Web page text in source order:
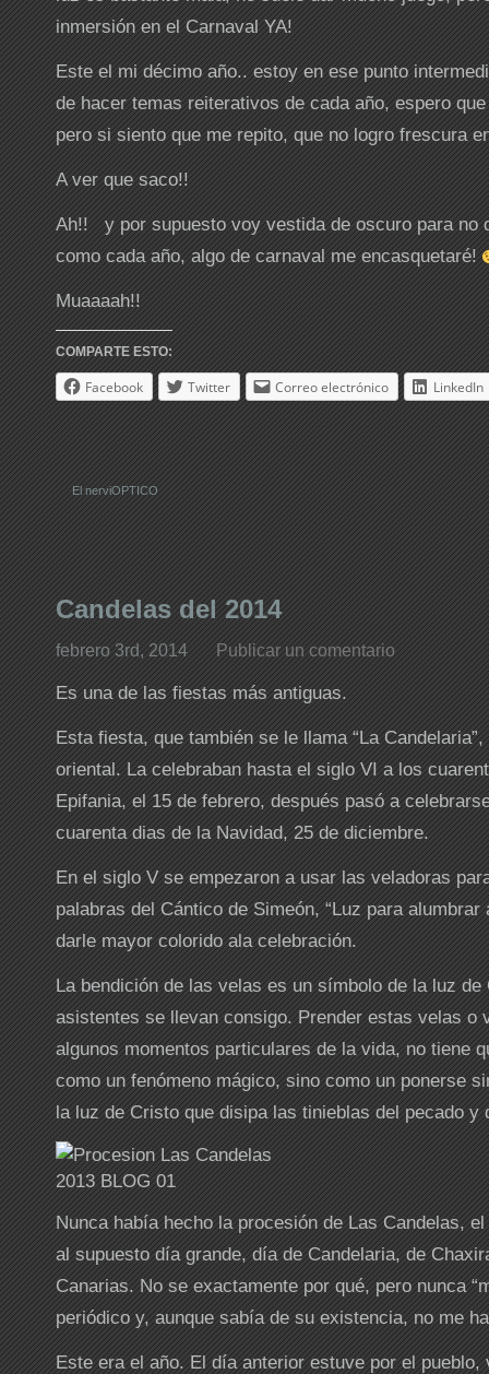
inmersión en el Carnaval YA!
Este el mi décimo año.. estoy en ese punto
de hacer temas reiterativos de cada año, espero
pero si siento que me repito, que no logro frescura
A ver que saco!!
Ah!! y por supuesto voy vestida de oscuro para
como cada año, algo de carnaval me encasquetaré!
Muaaaah!!
COMPARTE ESTO:
Facebook Twitter Correo electrónico LinkedIn
El nerviOPTICO
Candelas del 2014
febrero 3rd, 2014 Publicar un comentario
Es una de las fiestas más antiguas.
Esta fiesta, que también se le llama “La
oriental. La celebraban hasta el siglo VI a los
Epifania, el 15 de febrero, después pasó a
cuarenta dias de la Navidad, 25 de diciembre.
En el siglo V se empezaron a usar las veladoras
palabras del Cántico de Simeón, “Luz para alumbrar
darle mayor colorido ala celebración.
La bendición de las velas es un símbolo de la luz de
asistentes se llevan consigo. Prender estas velas o
algunos momentos particulares de la vida, no tiene
como un fenómeno mágico, sino como un ponerse
la luz de Cristo que disipa las tinieblas del pecado y
Nunca había hecho la procesión de Las Candelas,
al supuesto día grande, día de Candelaria, de
Canarias. No se exactamente por qué, pero nunca
periódico y, aunque sabía de su existencia, no me
Este era el año. El día anterior estuve por el pueblo,